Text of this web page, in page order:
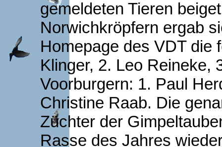
gemeldeten Tieren
Norwichkröpfern ergab
Homepage des VDT die
Klinger, 2. Leo Reineke,
Voorburgern: 1. Paul
Christine Raab. Die
Züchter der
Rasse des Jahres